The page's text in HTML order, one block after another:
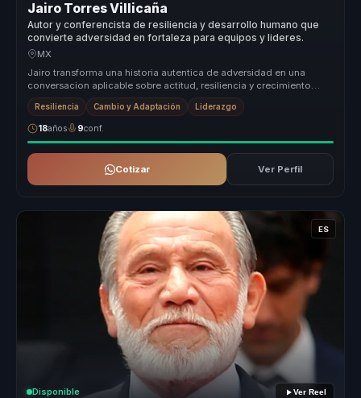
Jairo Torres Villicaña
Autor y conferencista de resiliencia y desarrollo humano que
convierte adversidad en fortaleza para equipos y lideres.
MX
Jairo transforma una historia autentica de adversidad en una
conversacion aplicable sobre actitud, resiliencia y crecimiento
humano, para...
Resiliencia Cambio y Adaptación Liderazgo
18años 9conf.
Cotizar Ver Perfil
ES
Disponible Ver Reel